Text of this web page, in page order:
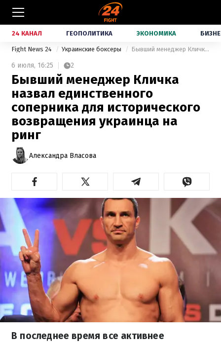
24 КАНАЛ ГЕОПОЛИТИКА ЭКОНОМИКА
Fight News 24 Украинские боксеры Бывший менеджер Кличка назвал единственного соперника для исторического возвращения украинца на ринг
6 июля, 16:25 2
Бывший менеджер Кличка
назвал единственного
соперника для исторического
возвращения украинца на
ринг
Александра Власова
В последнее время все активнее